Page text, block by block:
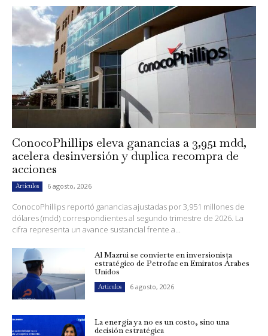
ConocoPhillips eleva ganancias a 3,951 mdd,
acelera desinversión y duplica recompra de
acciones
Artículos 6 agosto, 2026
ConocoPhillips reportó ganancias ajustadas por 3,951 millones de
dólares (mdd) correspondientes al segundo trimestre de 2026. La
cifra representa un avance sustancial frente a...
Al Mazrui se convierte en inversionista
estratégico de Petrofac en Emiratos Árabes
Unidos
Artículos 6 agosto, 2026
La energía ya no es un costo, sino una
decisión estratégica